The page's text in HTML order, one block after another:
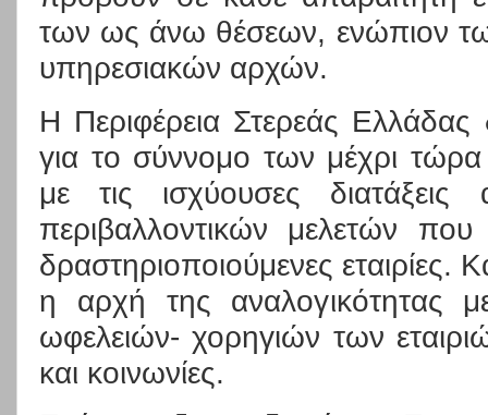
των ως άνω θέσεων, ενώπιον
υπηρεσιακών αρχών.
Η Περιφέρεια Στερεάς Ελλάδας
για το σύννομο των μέχρι
με τις ισχύουσες
περιβαλλοντικών μελετών
δραστηριοποιούμενες εταιρίες.
η αρχή της αναλογικότητας
ωφελειών- χορηγιών των
και κοινωνίες.